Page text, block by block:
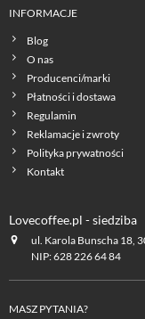
INFORMACJE
Blog
O nas
Producenci/marki
Płatności i dostawa
Regulamin
Reklamacje i zwroty
Polityka prywatności
Kontakt
Lovecoffee.pl - siedziba
ul. Karola Bunscha 18,
NIP: 628 226 64 84
MASZ PYTANIA?